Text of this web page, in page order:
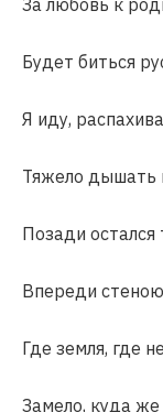
За любовь к
Будет биться
Я иду,
Тяжело дышать
Позади
Впереди
Где земля, где
Замело, куда